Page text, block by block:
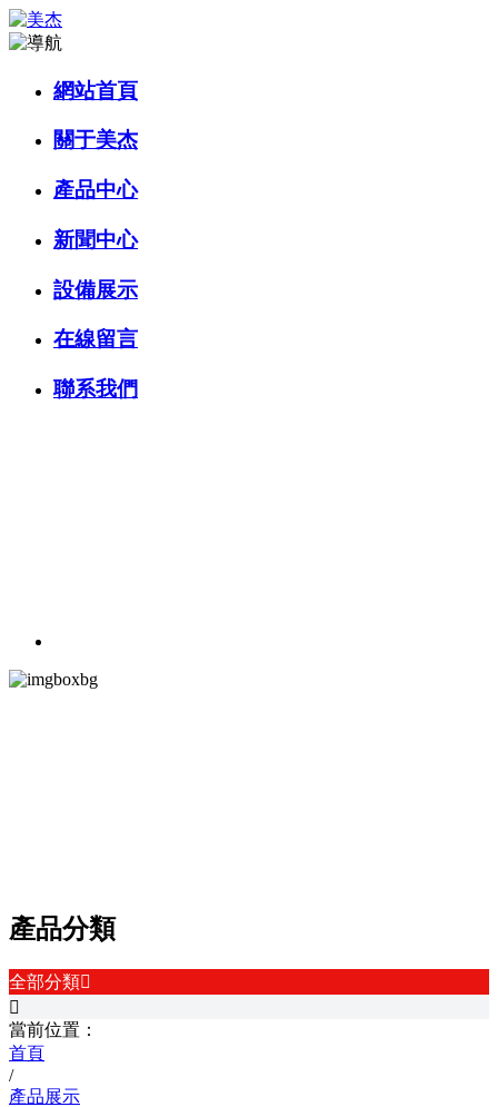
網站首頁
關于美杰
產品中心
新聞中心
設備展示
在線留言
聯系我們
產品分類
全部分類

當前位置：
首頁
/
產品展示